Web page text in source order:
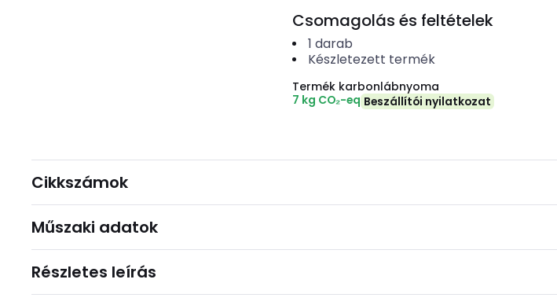
Csomagolás és feltételek
1 darab
Készletezett termék
Termék karbonlábnyoma
7 kg CO₂-eq Beszállítói nyilatkozat
Cikkszámok
Műszaki adatok
Részletes leírás